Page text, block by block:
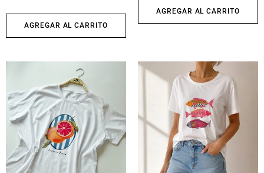
AGREGAR AL CARRITO
AGREGAR AL CARRITO